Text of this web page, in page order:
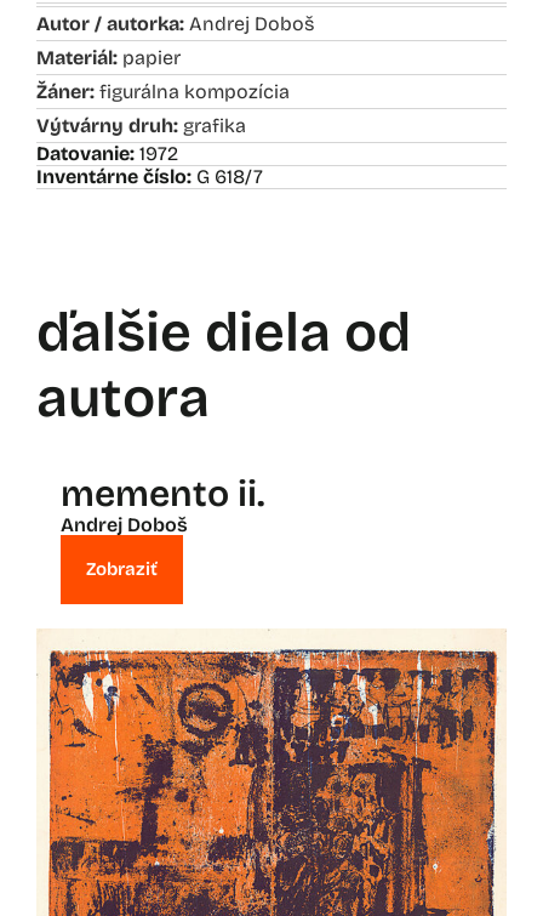
Autor / autorka: Andrej Doboš
Materiál: papier
Žáner: figurálna kompozícia
Výtvárny druh: grafika
Datovanie: 1972
Inventárne číslo: G 618/7
ďalšie diela od
autora
memento ii.
Andrej Doboš
Zobraziť